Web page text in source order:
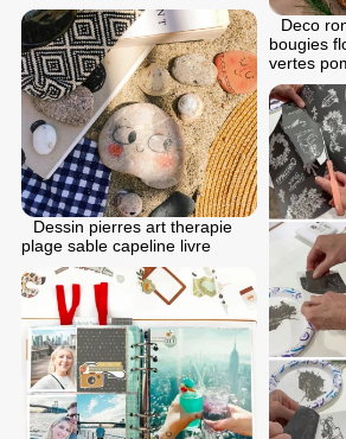
Deco
bougies
vertes
Dessin pierres art therapie
plage sable capeline livre